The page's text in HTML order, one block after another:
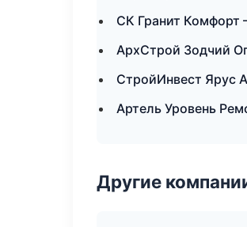
СК Гранит
АрхСтрой Зодчий
СтройИнвест Ярус
Артель Уровень
Другие